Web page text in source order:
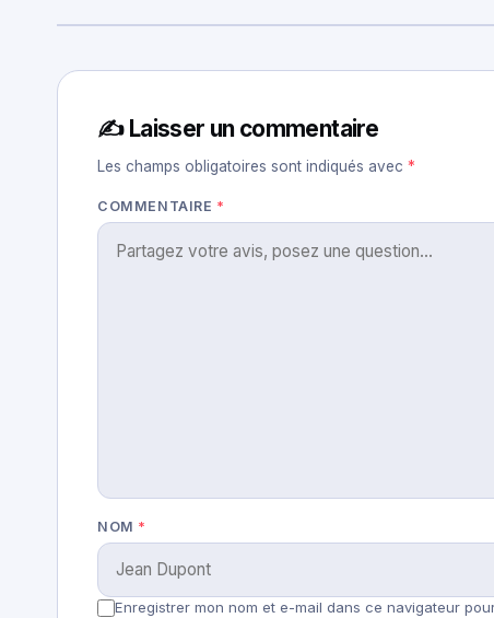
✍️ Laisser un commentaire
Les champs obligatoires sont indiqués avec *
COMMENTAIRE *
NOM *
Enregistrer mon nom et e-mail dans ce navigateur